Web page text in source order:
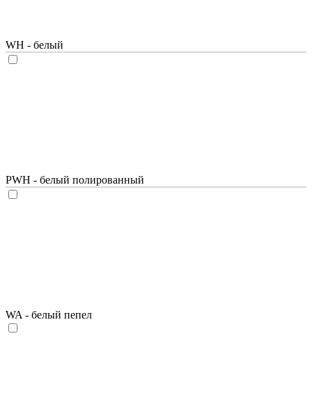
WH - белый
PWH - белый полированный
WA - белый пепел